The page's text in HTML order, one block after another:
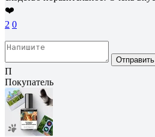
❤️
2 0
Отправить
П
Покупатель